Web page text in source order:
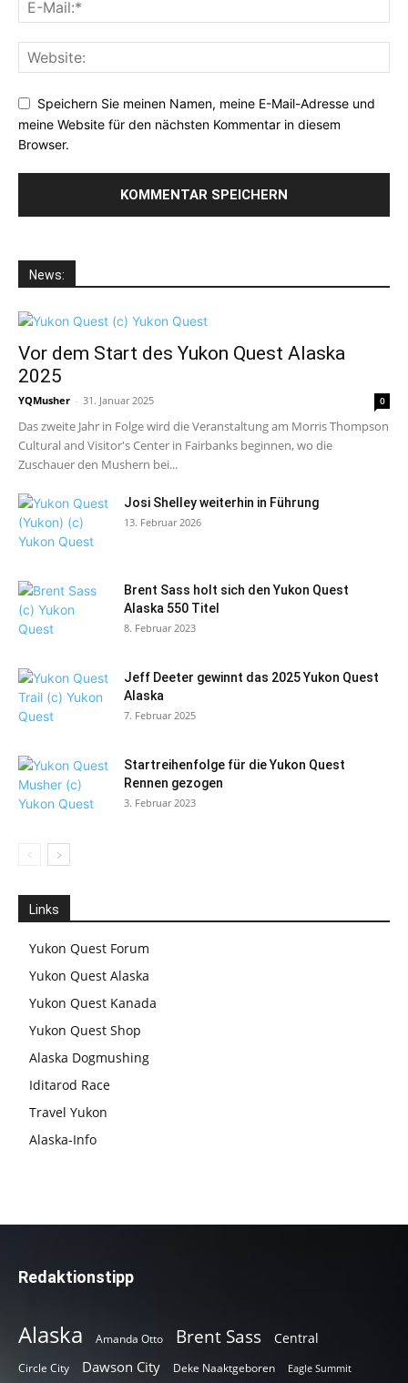
Speichern Sie meinen Namen, meine E-Mail-Adresse und
meine Website für den nächsten Kommentar in diesem
Browser.
News:
Vor dem Start des Yukon Quest Alaska
2025
YQMusher - 31. Januar 2025 0
Das zweite Jahr in Folge wird die Veranstaltung am Morris Thompson
Cultural and Visitor's Center in Fairbanks beginnen, wo die
Zuschauer den Mushern bei...
Josi Shelley weiterhin in Führung
13. Februar 2026
Brent Sass holt sich den Yukon Quest
Alaska 550 Titel
8. Februar 2023
Jeff Deeter gewinnt das 2025 Yukon Quest
Alaska
7. Februar 2025
Startreihenfolge für die Yukon Quest
Rennen gezogen
3. Februar 2023
Links
Yukon Quest Forum
Yukon Quest Alaska
Yukon Quest Kanada
Yukon Quest Shop
Alaska Dogmushing
Iditarod Race
Travel Yukon
Alaska-Info
Redaktionstipp
Alaska Amanda Otto Brent Sass Central
Circle City Dawson City Deke Naaktgeboren Eagle Summit